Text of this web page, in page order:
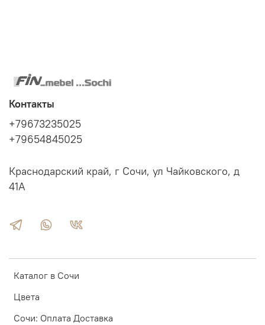
Каталог в Сочи
Цвета
Сочи: Оплата Доставка
Контакты
+79673235025
+79654845025
Краснодарский край, г Сочи, ул Чайковского, д
41А